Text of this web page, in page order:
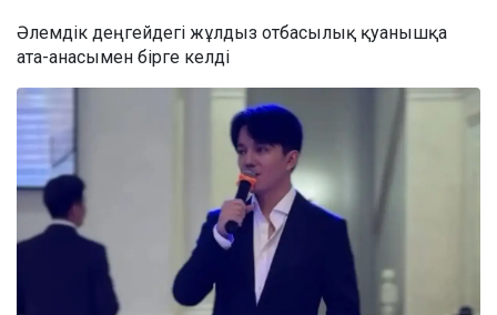
Әлемдік деңгейдегі жұлдыз отбасылық қуанышқа
ата-анасымен бірге келді